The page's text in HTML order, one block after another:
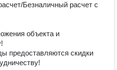
Безналичный расчет с
объекта и
предоставляются скидки